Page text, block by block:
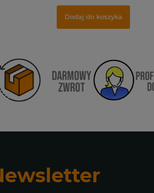
Dodaj do koszyka